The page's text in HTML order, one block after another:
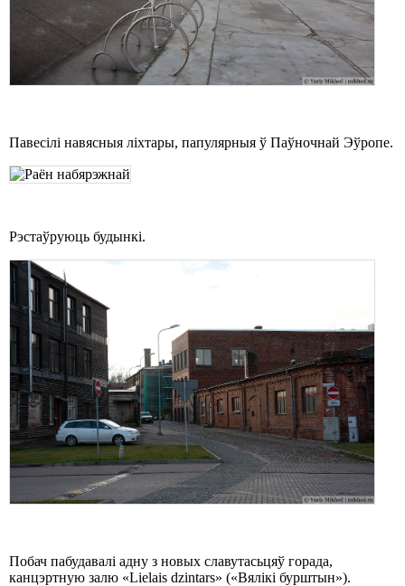
Павесілі навясныя ліхтары, папулярныя ў Паўночнай Эўропе.
Рэстаўруюць будынкі.
Побач пабудавалі адну з новых славутасьцяў горада,
канцэртную залю «Lielais dzintars» («Вялікі бурштын»).